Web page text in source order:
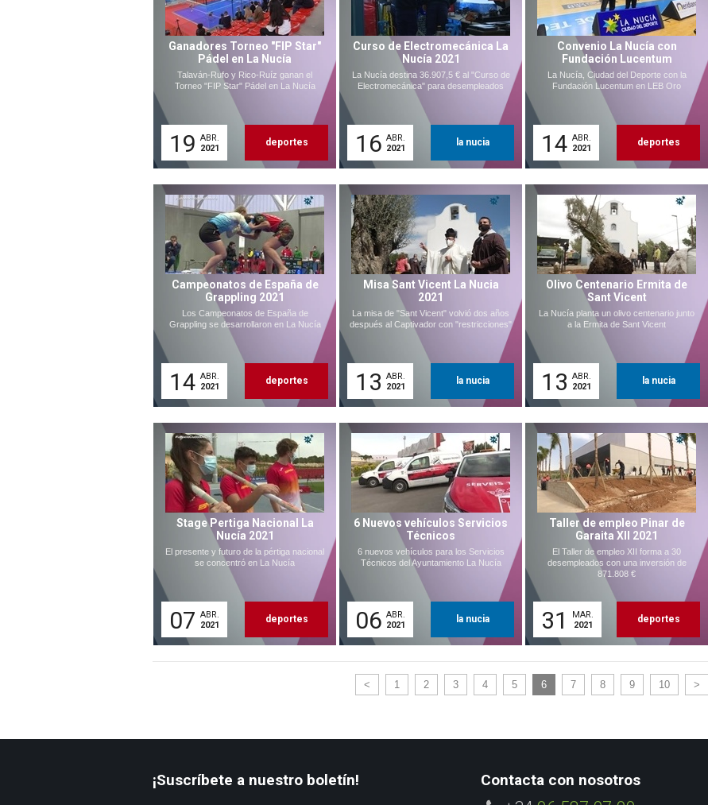
Ganadores Torneo "FIP Star"
Pádel en La Nucía
Talaván-Rufo y Rico-Ruíz ganan el
Torneo "FIP Star" Pádel en La Nucía
19 ABR.
2021
deportes
Curso de Electromecánica La
Nucía 2021
La Nucía destina 36.907,5 € al "Curso de
Electromecánica" para desempleados
16 ABR.
2021
la nucia
Convenio La Nucía con
Fundación Lucentum
La Nucía, Ciudad del Deporte con la
Fundación Lucentum en LEB Oro
14 ABR.
2021
deportes
Campeonatos de España de
Grappling 2021
Los Campeonatos de España de
Grappling se desarrollaron en La Nucía
14 ABR.
2021
deportes
Misa Sant Vicent La Nucia
2021
La misa de "Sant Vicent" volvió dos años
después al Captivador con "restricciones"
13 ABR.
2021
la nucia
Olivo Centenario Ermita de
Sant Vicent
La Nucía planta un olivo centenario junto
a la Ermita de Sant Vicent
13 ABR.
2021
la nucia
Stage Pertiga Nacional La
Nucía 2021
El presente y futuro de la pértiga nacional
se concentró en La Nucía
07 ABR.
2021
deportes
6 Nuevos vehículos Servicios
Técnicos
6 nuevos vehículos para los Servicios
Técnicos del Ayuntamiento La Nucía
06 ABR.
2021
la nucia
Taller de empleo Pinar de
Garaita XII 2021
El Taller de empleo XII forma a 30
desempleados con una inversión de
871.808 €
31
MAR.
2021
deportes
< 1 2 3 4 5 6 7 8 9 10 >
¡Suscríbete a nuestro boletín! Contacta con nosotros